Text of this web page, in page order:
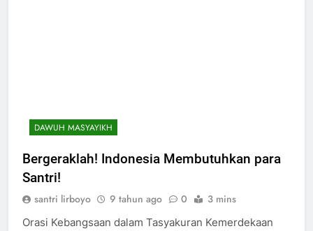
DAWUH MASYAYIKH
Bergeraklah! Indonesia Membutuhkan para
Santri!
santri lirboyo 9 tahun ago 0 3 mins
Orasi Kebangsaan dalam Tasyakuran Kemerdekaan